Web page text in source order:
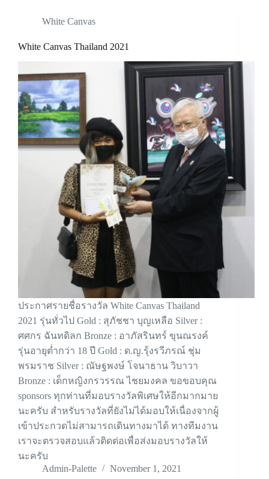
White Canvas
White Canvas Thailand 2021
ประกาศรายชื่อรางวัล White Canvas Thailand
2021 รุ่นทั่วไป Gold : สุภัชชา บุญเหลือ Silver :
ศศกร ฉันทดิลก Bronze : อาภัสรินทร์ ขุนณรงค์
รุ่นอายุต่ำกว่า 18 ปี Gold : ด.ญ.รุ้งรวีภรณ์ ชุ่ม
พรมราช Silver : ณัษฐพงษ์ โจนาธาน วิบาวา
Bronze : เด็กหญิงกรวรรณ ไชยมงคล ขอขอบคุณ
sponsors ทุกท่านที่มอบรางวัลพิเศษให้อีกมากมาย
นะครับ สำหรับรางวัลที่ยังไม่ได้มอบให้เนื่องจากผู้
เข้าประกวดไม่สามารถเดินทางมาได้ ทางทีมงาน
เราจะตรวจสอบแล้วติดต่อเพื่อส่งมอบรางวัลให้
นะครับ
Admin-Palette
November 1, 2021